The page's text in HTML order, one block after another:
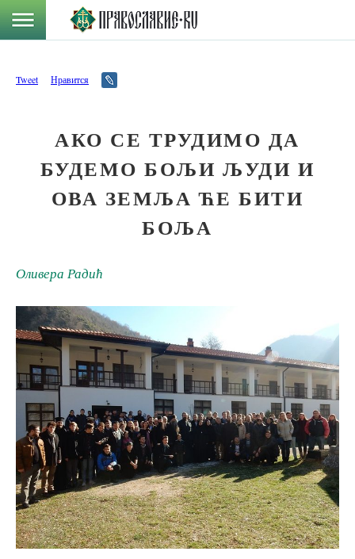
Tweet Нравится
АКО СЕ ТРУДИМО ДА
БУДЕМО БОЉИ ЉУДИ И
ОВА ЗЕМЉА ЋЕ БИТИ
БОЉА
Оливера Радић